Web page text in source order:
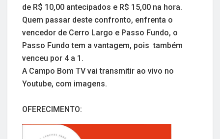
de R$ 10,00 antecipados e R$ 15,00 na hora.
Quem passar deste confronto, enfrenta o
vencedor de Cerro Largo e Passo Fundo, o
Passo Fundo tem a vantagem, pois também
venceu por 4 a 1.
A Campo Bom TV vai transmitir ao vivo no
Youtube, com imagens.
OFERECIMENTO: